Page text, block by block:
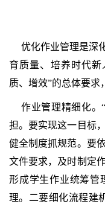
优化作业管理是深
育质量、培养时代
质、增效”的总体要求
作业管理精细化。
担。要实现这一目标
健全制度抓规范。要
文件要求，及时制定
形成学生作业统筹管
理。二要细化流程建